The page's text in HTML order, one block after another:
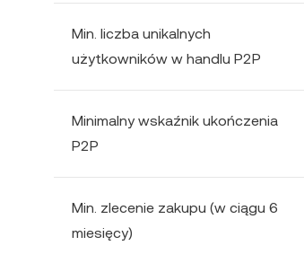
Min. liczba unikalnych
użytkowników w handlu P2P
Minimalny wskaźnik ukończenia
P2P
Min. zlecenie zakupu (w ciągu 6
miesięcy)